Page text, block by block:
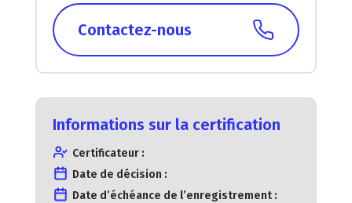
Contactez-nous
Informations sur la certification
Certificateur :
Date de décision :
Date d’échéance de l’enregistrement :